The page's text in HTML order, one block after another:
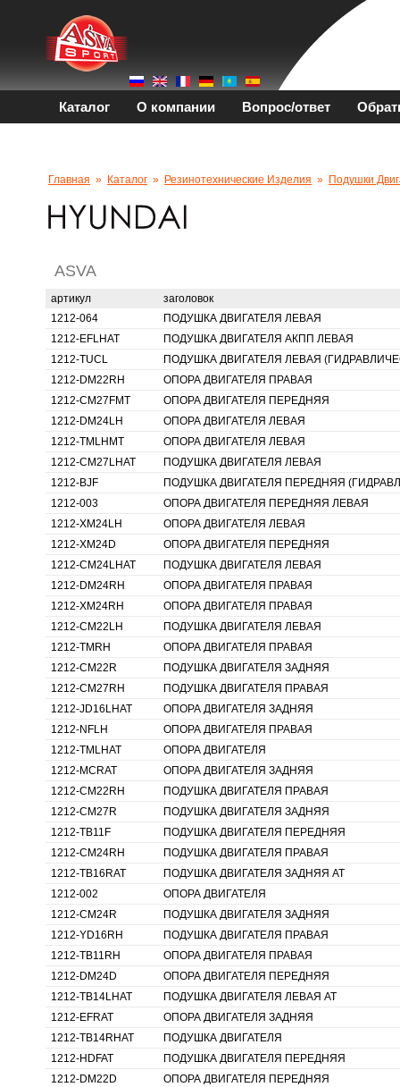
Каталог О компании Вопрос/ответ
Главная » Каталог » Резинотехнические Изделия » Подушки
ASVA
артикул
заголовок
1212-064
ПОДУШКА ДВИГАТЕЛЯ ЛЕВАЯ
1212-EFLHAT
ПОДУШКА ДВИГАТЕЛЯ АКПП ЛЕВАЯ
1212-TUCL
ПОДУШКА ДВИГАТЕЛЯ ЛЕВАЯ
1212-DM22RH
ОПОРА ДВИГАТЕЛЯ ПРАВАЯ
1212-CM27FMT
ОПОРА ДВИГАТЕЛЯ ПЕРЕДНЯЯ
1212-DM24LH
ОПОРА ДВИГАТЕЛЯ ЛЕВАЯ
1212-TMLHMT
ОПОРА ДВИГАТЕЛЯ ЛЕВАЯ
1212-CM27LHAT
ПОДУШКА ДВИГАТЕЛЯ ЛЕВАЯ
1212-BJF
ПОДУШКА ДВИГАТЕЛЯ ПЕРЕДНЯЯ
1212-003
ОПОРА ДВИГАТЕЛЯ ПЕРЕДНЯЯ ЛЕВАЯ
1212-XM24LH
ОПОРА ДВИГАТЕЛЯ ЛЕВАЯ
1212-XM24D
ОПОРА ДВИГАТЕЛЯ ПЕРЕДНЯЯ
1212-CM24LHAT
ПОДУШКА ДВИГАТЕЛЯ ЛЕВАЯ
1212-DM24RH
ОПОРА ДВИГАТЕЛЯ ПРАВАЯ
1212-XM24RH
ОПОРА ДВИГАТЕЛЯ ПРАВАЯ
1212-CM22LH
ПОДУШКА ДВИГАТЕЛЯ ЛЕВАЯ
1212-TMRH
ОПОРА ДВИГАТЕЛЯ ПРАВАЯ
1212-CM22R
ПОДУШКА ДВИГАТЕЛЯ ЗАДНЯЯ
1212-CM27RH
ПОДУШКА ДВИГАТЕЛЯ ПРАВАЯ
1212-JD16LHAT
ОПОРА ДВИГАТЕЛЯ ЗАДНЯЯ
1212-NFLH
ОПОРА ДВИГАТЕЛЯ ПРАВАЯ
1212-TMLHAT
ОПОРА ДВИГАТЕЛЯ
1212-MCRAT
ОПОРА ДВИГАТЕЛЯ ЗАДНЯЯ
1212-CM22RH
ПОДУШКА ДВИГАТЕЛЯ ПРАВАЯ
1212-CM27R
ПОДУШКА ДВИГАТЕЛЯ ЗАДНЯЯ
1212-TB11F
ПОДУШКА ДВИГАТЕЛЯ ПЕРЕДНЯЯ
1212-CM24RH
ПОДУШКА ДВИГАТЕЛЯ ПРАВАЯ
1212-TB16RAT
ПОДУШКА ДВИГАТЕЛЯ ЗАДНЯЯ AT
1212-002
ОПОРА ДВИГАТЕЛЯ
1212-CM24R
ПОДУШКА ДВИГАТЕЛЯ ЗАДНЯЯ
1212-YD16RH
ПОДУШКА ДВИГАТЕЛЯ ПРАВАЯ
1212-TB11RH
ОПОРА ДВИГАТЕЛЯ ПРАВАЯ
1212-DM24D
ОПОРА ДВИГАТЕЛЯ ПЕРЕДНЯЯ
1212-TB14LHAT
ПОДУШКА ДВИГАТЕЛЯ ЛЕВАЯ AT
1212-EFRAT
ОПОРА ДВИГАТЕЛЯ ЗАДНЯЯ
1212-TB14RHAT
ПОДУШКА ДВИГАТЕЛЯ
1212-HDFAT
ПОДУШКА ДВИГАТЕЛЯ ПЕРЕДНЯЯ
1212-DM22D
ОПОРА ДВИГАТЕЛЯ ПЕРЕДНЯЯ